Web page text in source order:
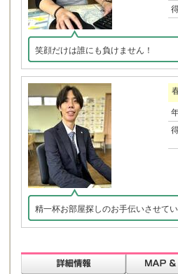
笑顔だけは誰にも負けません！
精一杯お部屋探しのお手伝いさせて